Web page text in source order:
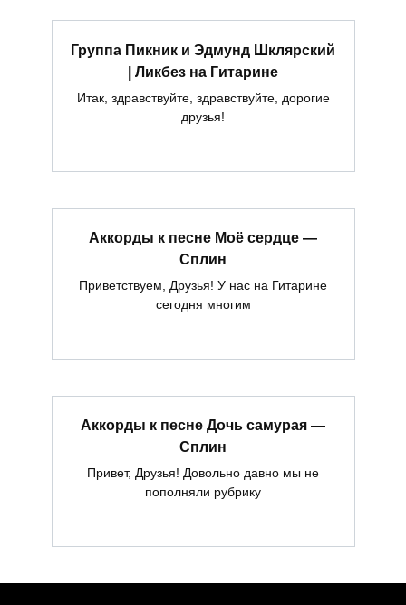
Группа Пикник и Эдмунд Шклярский
| Ликбез на Гитарине
Итак, здравствуйте, здравствуйте, дорогие
друзья!
Аккорды к песне Моё сердце —
Сплин
Приветствуем, Друзья! У нас на Гитарине
сегодня многим
Аккорды к песне Дочь самурая —
Сплин
Привет, Друзья! Довольно давно мы не
пополняли рубрику